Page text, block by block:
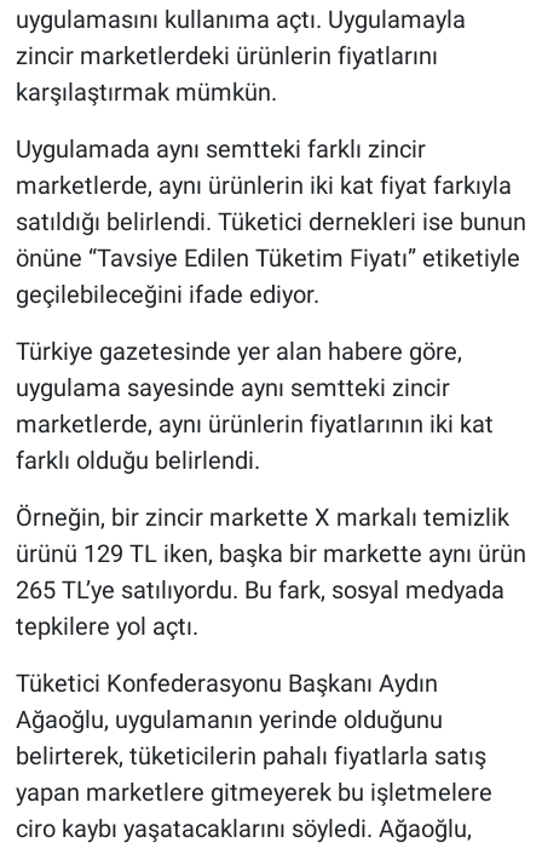
uygulamasını kullanıma açtı. Uygulamayla
zincir marketlerdeki ürünlerin fiyatlarını
karşılaştırmak mümkün.
Uygulamada aynı semtteki farklı zincir
marketlerde, aynı ürünlerin iki kat fiyat farkıyla
satıldığı belirlendi. Tüketici dernekleri ise bunun
önüne “Tavsiye Edilen Tüketim Fiyatı” etiketiyle
geçilebileceğini ifade ediyor.
Türkiye gazetesinde yer alan habere göre,
uygulama sayesinde aynı semtteki zincir
marketlerde, aynı ürünlerin fiyatlarının iki kat
farklı olduğu belirlendi.
Örneğin, bir zincir markette X markalı temizlik
ürünü 129 TL iken, başka bir markette aynı ürün
265 TL’ye satılıyordu. Bu fark, sosyal medyada
tepkilere yol açtı.
Tüketici Konfederasyonu Başkanı Aydın
Ağaoğlu, uygulamanın yerinde olduğunu
belirterek, tüketicilerin pahalı fiyatlarla satış
yapan marketlere gitmeyerek bu işletmelere
ciro kaybı yaşatacaklarını söyledi. Ağaoğlu,
Günün görüntüsü
Haber
İlan
Kimdir
Koronavirüs
Kültür Sanat
Ne demişti
Nedir
Popüler
Programlar
Sağlık
Spor
Teknoloji
Türkiye'nin Geleceği